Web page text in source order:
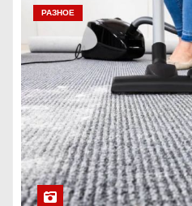
РАЗНОЕ